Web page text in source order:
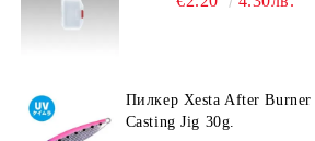
Пилкер Xesta After Burner
Casting Jig 30g.